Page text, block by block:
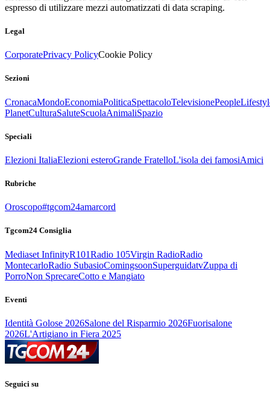
espresso di utilizzare mezzi automatizzati di data scraping.
Legal
CorporatePrivacy PolicyCookie Policy
Sezioni
CronacaMondoEconomiaPoliticaSpettacoloTelevisionePeople
PlanetCulturaSaluteScuolaAnimaliSpazio
Speciali
Elezioni ItaliaElezioni esteroGrande FratelloL'isola dei famosiAmici
Rubriche
Oroscopo#tgcom24amarcord
Tgcom24 Consiglia
Mediaset InfinityR101Radio 105Virgin RadioRadio
MontecarloRadio SubasioComingsoonSuperguidatvZuppa di
PorroNon SprecareCotto e Mangiato
Eventi
Identità Golose 2026Salone del Risparmio 2026Fuorisalone
2026L'Artigiano in Fiera 2025
Seguici su